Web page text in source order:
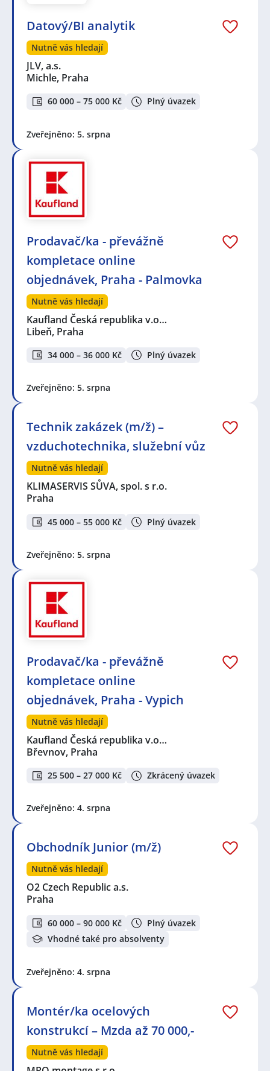
Datový/BI analytik
Nutně vás hledají
JLV, a.s.
Michle, Praha
60 000 – 75 000 Kč Plný úvazek
Zveřejněno: 5. srpna
Prodavač/ka - převážně
kompletace online
objednávek, Praha - Palmovka
Nutně vás hledají
Kaufland Česká republika v.o…
Libeň, Praha
34 000 – 36 000 Kč Plný úvazek
Zveřejněno: 5. srpna
Technik zakázek (m/ž) –
vzduchotechnika, služební vůz
Nutně vás hledají
KLIMASERVIS SŮVA, spol. s r.o.
Praha
45 000 – 55 000 Kč Plný úvazek
Zveřejněno: 5. srpna
Prodavač/ka - převážně
kompletace online
objednávek, Praha - Vypich
Nutně vás hledají
Kaufland Česká republika v.o…
Břevnov, Praha
25 500 – 27 000 Kč Zkrácený úvazek
Zveřejněno: 4. srpna
Obchodník Junior (m/ž)
Nutně vás hledají
O2 Czech Republic a.s.
Praha
60 000 – 90 000 Kč
Plný úvazek
Vhodné také pro absolventy
Zveřejněno: 4. srpna
Montér/ka ocelových
konstrukcí – Mzda až 70 000,-
Nutně vás hledají